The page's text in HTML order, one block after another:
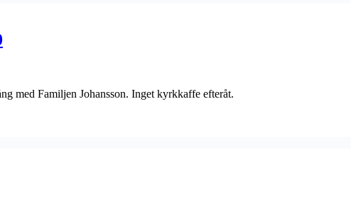
med Familjen Johansson. Inget kyrkkaffe efteråt.